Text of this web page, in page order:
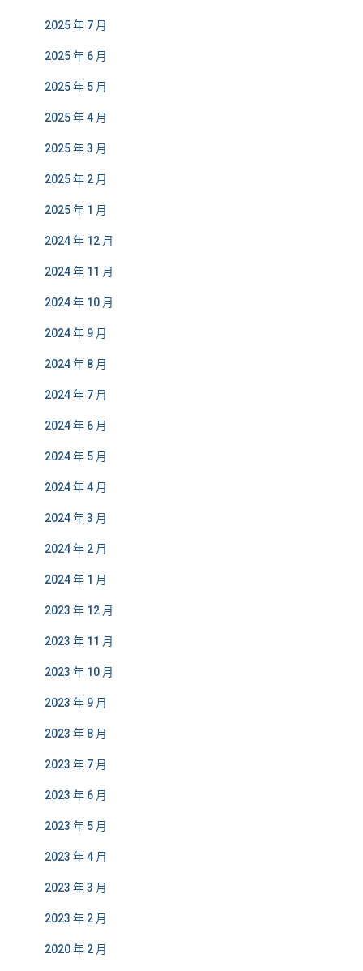
2025 年 7 月
2025 年 6 月
2025 年 5 月
2025 年 4 月
2025 年 3 月
2025 年 2 月
2025 年 1 月
2024 年 12 月
2024 年 11 月
2024 年 10 月
2024 年 9 月
2024 年 8 月
2024 年 7 月
2024 年 6 月
2024 年 5 月
2024 年 4 月
2024 年 3 月
2024 年 2 月
2024 年 1 月
2023 年 12 月
2023 年 11 月
2023 年 10 月
2023 年 9 月
2023 年 8 月
2023 年 7 月
2023 年 6 月
2023 年 5 月
2023 年 4 月
2023 年 3 月
2023 年 2 月
2020 年 2 月